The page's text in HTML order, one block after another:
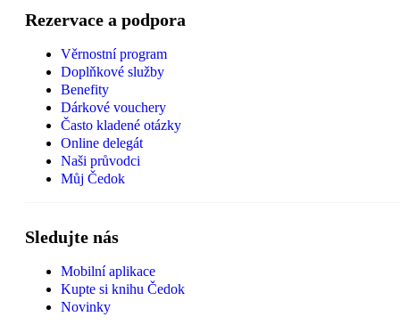
Rezervace a podpora
Věrnostní program
Doplňkové služby
Benefity
Dárkové vouchery
Často kladené otázky
Online delegát
Naši průvodci
Můj Čedok
Sledujte nás
Mobilní aplikace
Kupte si knihu Čedok
Novinky